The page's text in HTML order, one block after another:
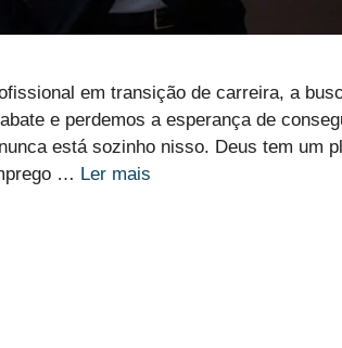
em transição de carreira, a
e perdemos a esperança de
está sozinho nisso. Deus tem um
… Ler mais